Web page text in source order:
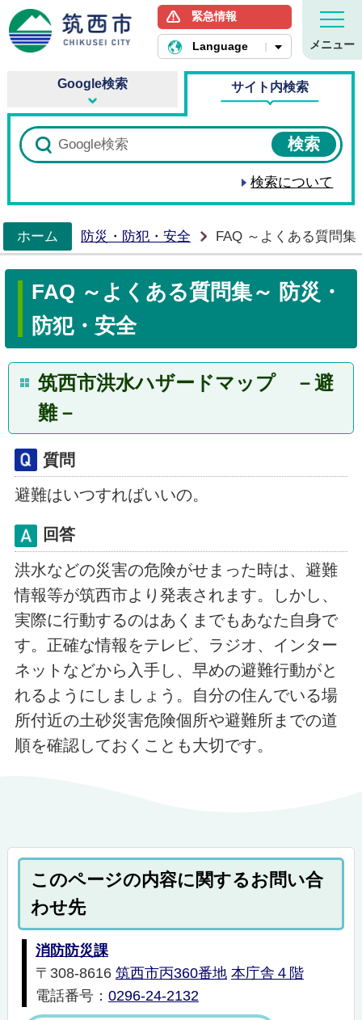
筑西市ホームページ
緊急情報
Language メニュー
Google検索 サイト内検索
検索について
ホーム
防災・防犯・安全 FAQ ～よくある質問
FAQ ～よくある質問集～ 防災・
防犯・安全
筑西市洪水ハザードマップ －避
難－
質問
避難はいつすればいいの。
回答
洪水などの災害の危険がせまった時は、避難
情報等が筑西市より発表されます。しかし、
実際に行動するのはあくまでもあなた自身で
す。正確な情報をテレビ、ラジオ、インター
ネットなどから入手し、早めの避難行動がと
れるようにしましょう。自分の住んでいる場
所付近の土砂災害危険個所や避難所までの道
順を確認しておくことも大切です。
このページの内容に関するお問い合
わせ先
消防防災課
〒308-8616 筑西市丙360番地 本庁舎４階
電話番号： 0296-24-2132